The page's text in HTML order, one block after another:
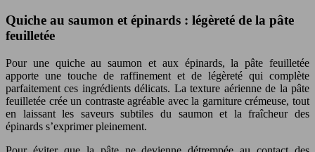
Quiche au saumon et épinards : légèreté de la pâte
feuilletée
Pour une quiche au saumon et aux épinards, la pâte feuilletée
apporte une touche de raffinement et de légèreté qui complète
parfaitement ces ingrédients délicats. La texture aérienne de la pâte
feuilletée crée un contraste agréable avec la garniture crémeuse, tout
en laissant les saveurs subtiles du saumon et la fraîcheur des
épinards s’exprimer pleinement.